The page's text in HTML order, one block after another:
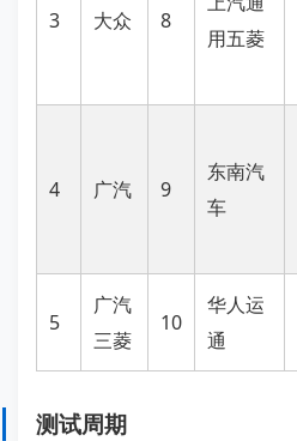
3 大众 8
用五菱
4 广汽 9
东南汽
车
5
广汽
三菱
10
华人运
通
测试周期